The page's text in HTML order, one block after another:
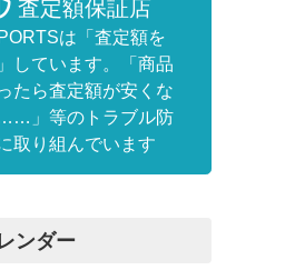
査定額保証店
は「査定額を
しています。「商品
たら査定額が安くな
」等のトラブル防
取り組んでいます
ンダー